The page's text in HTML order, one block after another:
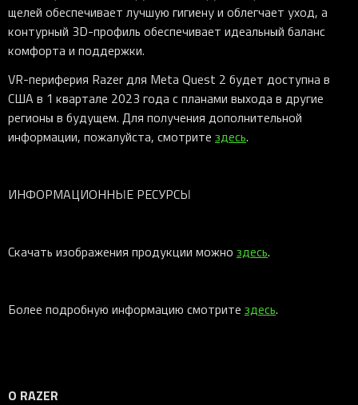
щелей обеспечивает лучшую гигиену и облегчает уход, а
контурный 3D-профиль обеспечивает идеальный баланс
комфорта и поддержки.
VR-периферия Razer для Meta Quest 2 будет доступна в
США в 1 квартале 2023 года с планами выхода в другие
регионы в будущем. Для получения дополнительной
информации, пожалуйста, смотрите здесь.
ИНФОРМАЦИОННЫЕ РЕСУРСЫ
Скачать изображения продукции можно здесь.
Более подробную информацию смотрите здесь.
О RAZER